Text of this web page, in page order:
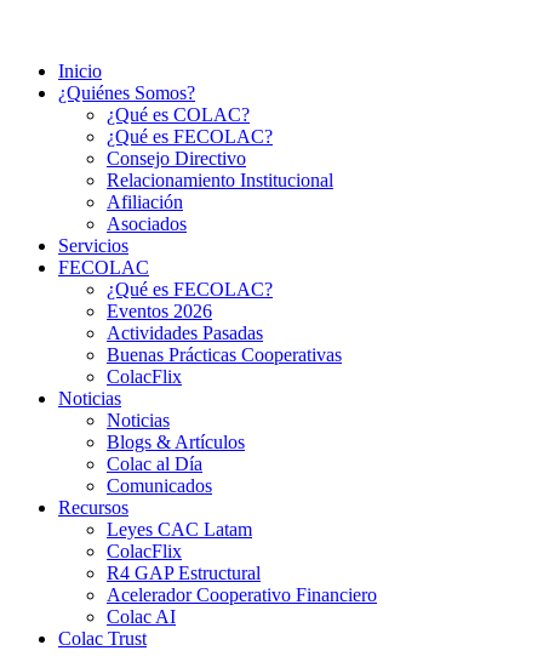
Inicio
¿Quiénes Somos?
¿Qué es COLAC?
¿Qué es FECOLAC?
Consejo Directivo
Relacionamiento Institucional
Afiliación
Asociados
Servicios
FECOLAC
¿Qué es FECOLAC?
Eventos 2026
Actividades Pasadas
Buenas Prácticas Cooperativas
ColacFlix
Noticias
Noticias
Blogs & Artículos
Colac al Día
Comunicados
Recursos
Leyes CAC Latam
ColacFlix
R4 GAP Estructural
Acelerador Cooperativo Financiero
Colac AI
Colac Trust